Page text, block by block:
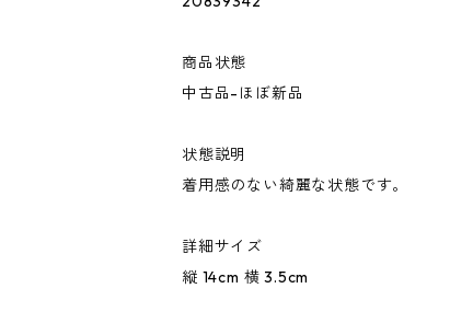
商品状態
中古品-ほぼ新品
状態説明
着用感のない綺麗な状態です。
詳細サイズ
縦 14cm 横 3.5cm